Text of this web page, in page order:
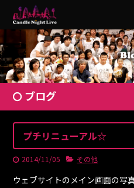
ブログ
プチリニューアル☆
2014/11/05 その他
ウェブサイトのメイン画面の写